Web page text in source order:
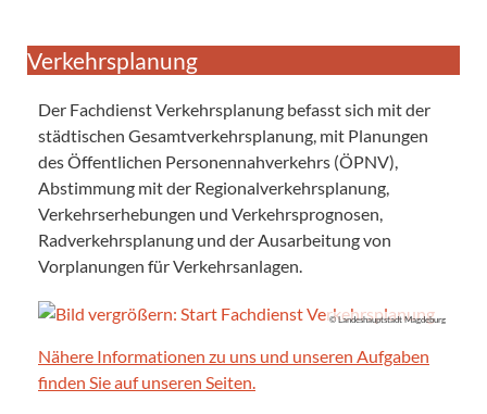
Verkehrsplanung
Der Fachdienst Verkehrsplanung befasst sich mit der
städtischen Gesamtverkehrsplanung, mit Planungen
des Öffentlichen Personennahverkehrs (ÖPNV),
Abstimmung mit der Regionalverkehrsplanung,
Verkehrserhebungen und Verkehrsprognosen,
Radverkehrsplanung und der Ausarbeitung von
Vorplanungen für Verkehrsanlagen.
© Landeshauptstadt Magdeburg
Nähere Informationen zu uns und unseren Aufgaben
finden Sie auf unseren Seiten.